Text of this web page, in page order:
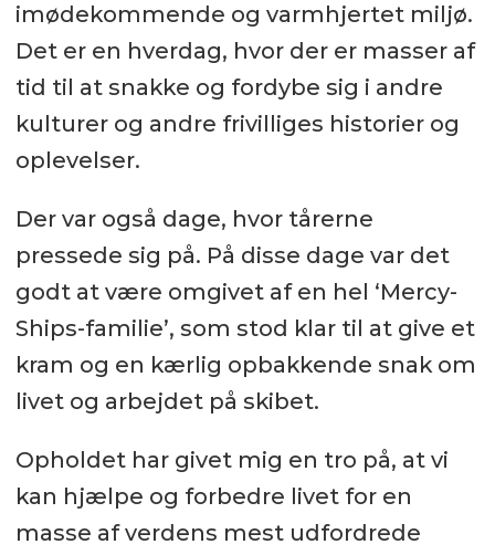
imødekommende og varmhjertet miljø.
Det er en hverdag, hvor der er masser af
tid til at snakke og fordybe sig i andre
kulturer og andre frivilliges historier og
oplevelser.
Der var også dage, hvor tårerne
pressede sig på. På disse dage var det
godt at være omgivet af en hel ‘Mercy-
Ships-familie’, som stod klar til at give et
kram og en kærlig opbakkende snak om
livet og arbejdet på skibet.
Opholdet har givet mig en tro på, at vi
kan hjælpe og forbedre livet for en
masse af verdens mest udfordrede